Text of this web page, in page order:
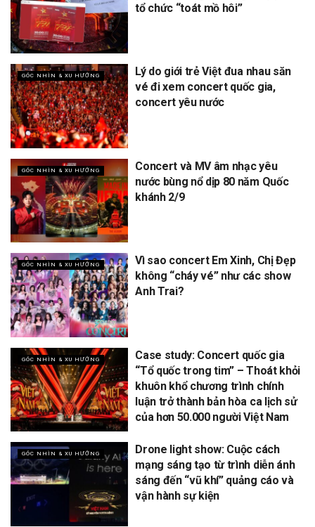
tổ chức “toát mồ hôi”
GÓC NHÌN & XU HƯỚNG
Lý do giới trẻ Việt đua nhau săn
vé đi xem concert quốc gia,
concert yêu nước
GÓC NHÌN & XU HƯỚNG
Concert và MV âm nhạc yêu
nước bùng nổ dịp 80 năm Quốc
khánh 2/9
GÓC NHÌN & XU HƯỚNG
Vì sao concert Em Xinh, Chị Đẹp
không “cháy vé” như các show
Anh Trai?
GÓC NHÌN & XU HƯỚNG
Case study: Concert quốc gia
“Tổ quốc trong tim” – Thoát khỏi
khuôn khổ chương trình chính
luận trở thành bản hòa ca lịch sử
của hơn 50.000 người Việt Nam
GÓC NHÌN & XU HƯỚNG
Drone light show: Cuộc cách
mạng sáng tạo từ trình diễn ánh
sáng đến “vũ khí” quảng cáo và
vận hành sự kiện